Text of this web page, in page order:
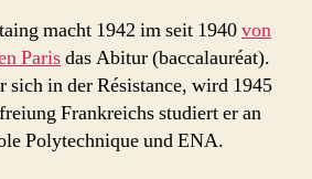
macht 1942 im seit 1940von
Parisdas Abitur (baccalauréat).
sich in der Résistance, wird 1945
Frankreichs studiert er an
Polytechnique und ENA.